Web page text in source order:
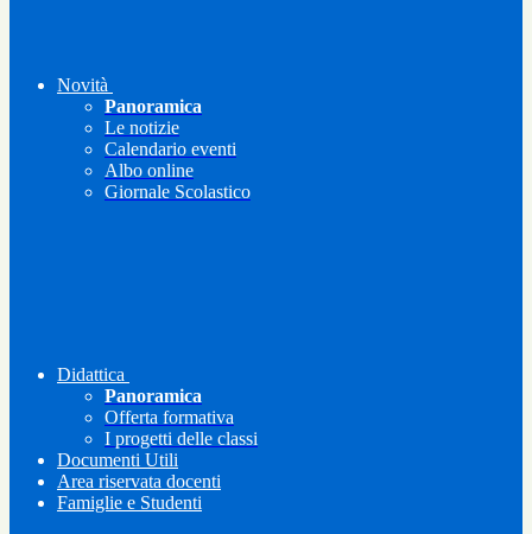
Novità
Panoramica
Le notizie
Calendario eventi
Albo online
Giornale Scolastico
Didattica
Panoramica
Offerta formativa
I progetti delle classi
Documenti Utili
Area riservata docenti
Famiglie e Studenti